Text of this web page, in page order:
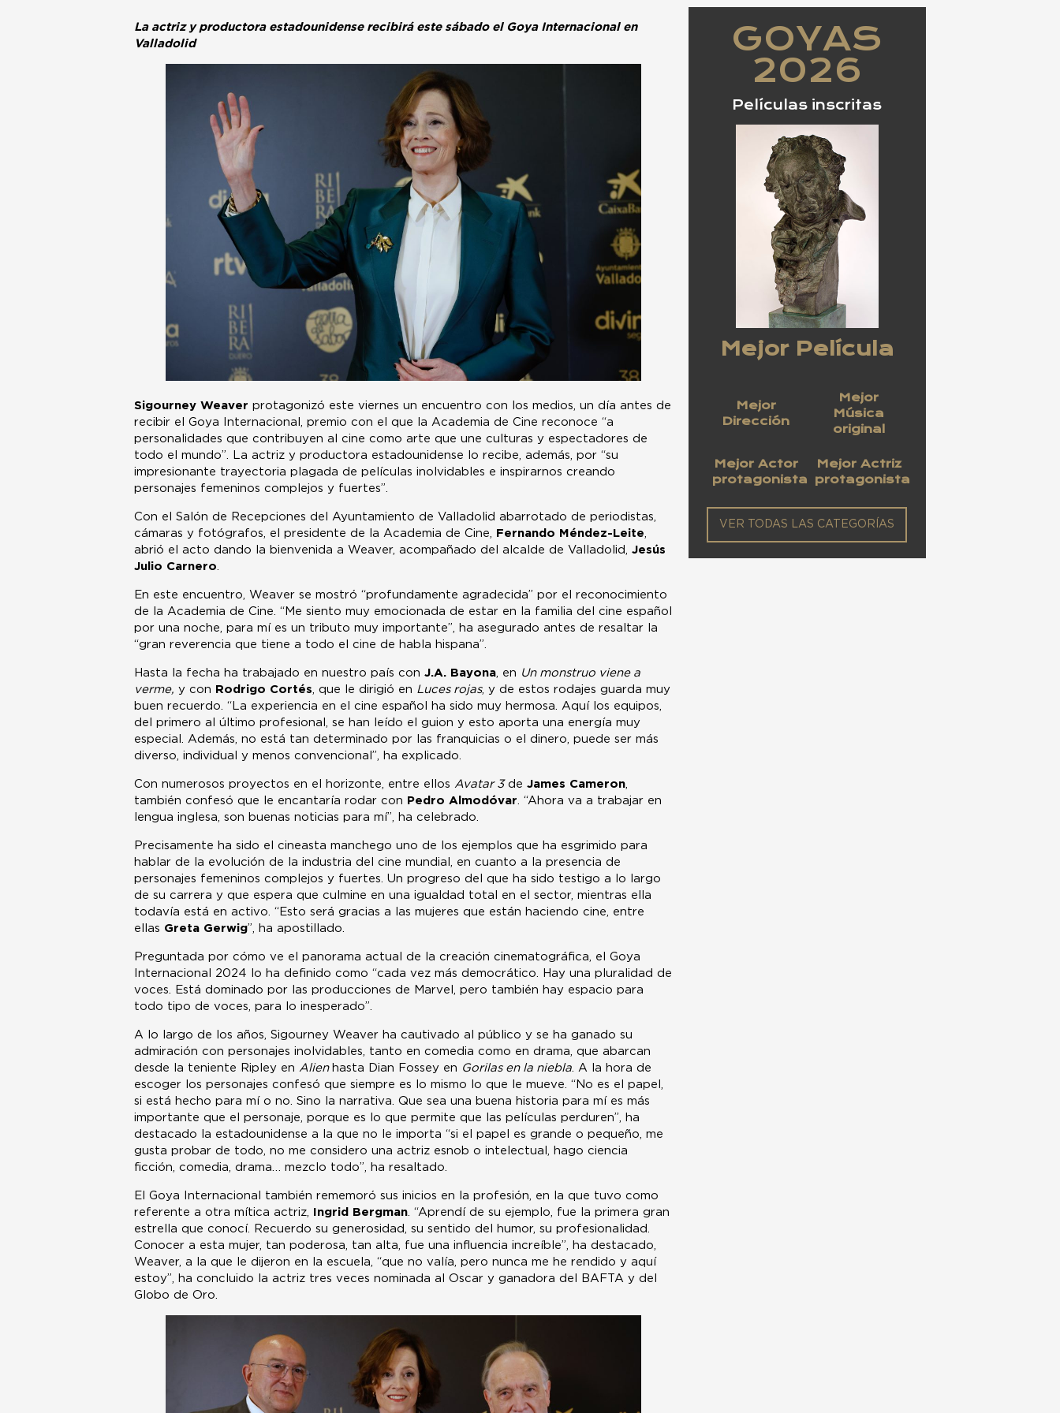
La actriz y productora estadounidense recibirá este sábado el Goya Internacional en
Valladolid
Sigourney Weaver protagonizó este viernes un encuentro con los medios, un día antes de
recibir el Goya Internacional, premio con el que la Academia de Cine reconoce “a
personalidades que contribuyen al cine como arte que une culturas y espectadores de
todo el mundo”. La actriz y productora estadounidense lo recibe, además, por “su
impresionante trayectoria plagada de películas inolvidables e inspirarnos creando
personajes femeninos complejos y fuertes”.
Con el Salón de Recepciones del Ayuntamiento de Valladolid abarrotado de periodistas,
cámaras y fotógrafos, el presidente de la Academia de Cine, Fernando Méndez-Leite,
abrió el acto dando la bienvenida a Weaver, acompañado del alcalde de Valladolid, Jesús
Julio Carnero.
En este encuentro, Weaver se mostró “profundamente agradecida” por el reconocimiento
de la Academia de Cine. “Me siento muy emocionada de estar en la familia del cine español
por una noche, para mí es un tributo muy importante”, ha asegurado antes de resaltar la
“gran reverencia que tiene a todo el cine de habla hispana”.
Hasta la fecha ha trabajado en nuestro país con J.A. Bayona, en Un monstruo viene a
verme, y con Rodrigo Cortés, que le dirigió en Luces rojas, y de estos rodajes guarda muy
buen recuerdo. “La experiencia en el cine español ha sido muy hermosa. Aquí los equipos,
del primero al último profesional, se han leído el guion y esto aporta una energía muy
especial. Además, no está tan determinado por las franquicias o el dinero, puede ser más
diverso, individual y menos convencional”, ha explicado.
Con numerosos proyectos en el horizonte, entre ellos Avatar 3de James Cameron,
también confesó que le encantaría rodar con Pedro Almodóvar. “Ahora va a trabajar en
lengua inglesa, son buenas noticias para mí”, ha celebrado.
Precisamente ha sido el cineasta manchego uno de los ejemplos que ha esgrimido para
hablar de la evolución de la industria del cine mundial, en cuanto a la presencia de
personajes femeninos complejos y fuertes. Un progreso del que ha sido testigo a lo largo
de su carrera y que espera que culmine en una igualdad total en el sector, mientras ella
todavía está en activo. “Esto será gracias a las mujeres que están haciendo cine, entre
ellas Greta Gerwig”, ha apostillado.
Preguntada por cómo ve el panorama actual de la creación cinematográfica, el Goya
Internacional 2024 lo ha definido como “cada vez más democrático. Hay una pluralidad de
voces. Está dominado por las producciones de Marvel, pero también hay espacio para
todo tipo de voces, para lo inesperado”.
A lo largo de los años, Sigourney Weaver ha cautivado al público y se ha ganado su
admiración con personajes inolvidables, tanto en comedia como en drama, que abarcan
desde la teniente Ripley en Alien hasta Dian Fossey en Gorilas en la niebla. A la hora de
escoger los personajes confesó que siempre es lo mismo lo que le mueve. “No es el papel,
si está hecho para mí o no. Sino la narrativa. Que sea una buena historia para mí es más
importante que el personaje, porque es lo que permite que las películas perduren”, ha
destacado la estadounidense a la que no le importa “si el papel es grande o pequeño, me
gusta probar de todo, no me considero una actriz esnob o intelectual, hago ciencia
ficción, comedia, drama… mezclo todo”, ha resaltado.
El Goya Internacional también rememoró sus inicios en la profesión, en la que tuvo como
referente a otra mítica actriz,
Ingrid Bergman. “Aprendí de su ejemplo, fue la primera gran
estrella que conocí. Recuerdo su generosidad, su sentido del humor, su profesionalidad.
Conocer a esta mujer, tan poderosa, tan alta, fue una influencia increíble”, ha destacado,
Weaver, a la que le dijeron en la escuela, “que no valía, pero nunca me he rendido y aquí
estoy”, ha concluido la actriz tres veces nominada al Oscar y ganadora del BAFTA y del
Globo de Oro.
GOYAS
2026
Películas inscritas
Mejor Película
Mejor
Dirección
Mejor
Música
original
Mejor Actor
protagonista
Mejor Actriz
protagonista
VER TODAS LAS CATEGORÍAS